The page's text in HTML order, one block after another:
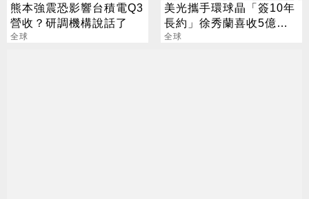
熊本強震恐影響台積電Q3
營收？研調機構說話了
全球
美光攜手環球晶「簽10年
長約」徐秀蘭喜收5億美
金大禮
全球